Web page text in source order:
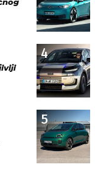
4
5